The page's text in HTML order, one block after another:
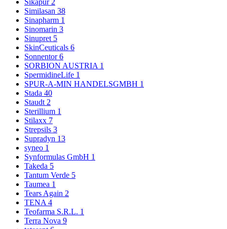
Sikapur2
Similasan 38
Sinapharm 1
Sinomarin 3
Sinupret 5
SkinCeuticals 6
Sonnentor6
SORBION AUSTRIA 1
SpermidineLife 1
SPUR-A-MIN HANDELSGMBH 1
Stada 40
Staudt2
Sterillium 1
Stilaxx 7
Strepsils 3
Supradyn 13
syneo 1
Synformulas GmbH 1
Takeda 5
Tantum Verde 5
Taumea 1
Tears Again 2
TENA4
Teofarma S.R.L. 1
Terra Nova 9